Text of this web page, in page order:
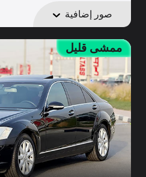
صور إضافية
ممشى قليل